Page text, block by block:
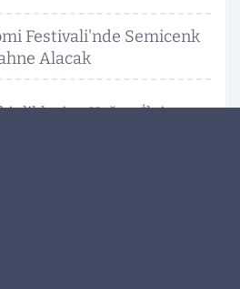
Festivali'nde Semicenk
Alacak
Yoğun İlgi